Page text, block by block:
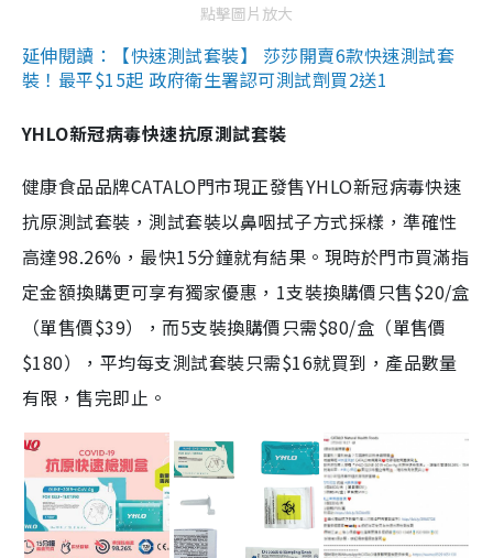
點擊圖片放大
延伸閱讀：【快速測試套裝】 莎莎開賣6款快速測試套
裝！最平$15起 政府衛生署認可測試劑買2送1
YHLO新冠病毒快速抗原測試套裝
健康食品品牌CATALO門市現正發售YHLO新冠病毒快速
抗原測試套裝，測試套裝以鼻咽拭子方式採樣，準確性
高達98.26%，最快15分鐘就有結果。現時於門市買滿指
定金額換購更可享有獨家優惠，1支裝換購價只售$20/盒
（單售價$39），而5支裝換購價只需$80/盒（單售價
$180），平均每支測試套裝只需$16就買到，產品數量
有限，售完即止。